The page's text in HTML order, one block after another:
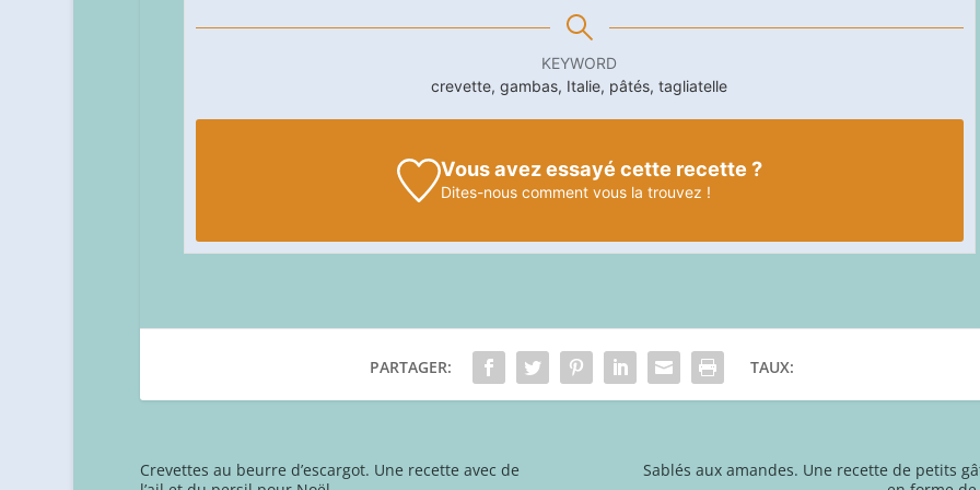
KEYWORD
crevette, gambas, Italie, pâtés, tagliatelle
Vous avez essayé cette recette ?
Dites-nouscomment vous la trouvez !
PARTAGER: TAUX:
Crevettes au beurre d’escargot. Une recette avec de
Sablés aux amandes. Une recette de petits